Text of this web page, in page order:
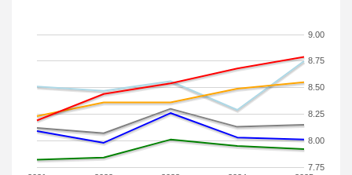
7.75
8.00
8.25
8.50
8.75
9.00